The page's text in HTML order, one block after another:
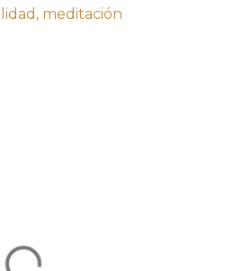
meditación